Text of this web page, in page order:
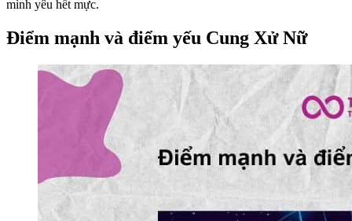
mình yêu hết mực.
Điểm mạnh và điểm yếu Cung Xử Nữ